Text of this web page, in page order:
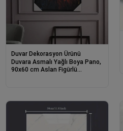
Duvar Dekorasyon Ürünü
Duvara Asmalı Yağlı Boya Pano,
90x60 cm Aslan Figürlü